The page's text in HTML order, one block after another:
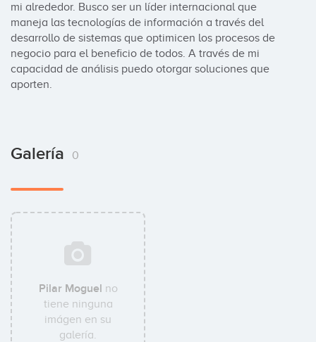
mi alrededor. Busco ser un líder internacional que
maneja las tecnologías de información a través del
desarrollo de sistemas que optimicen los procesos de
negocio para el beneficio de todos. A través de mi
capacidad de análisis puedo otorgar soluciones que
aporten.
Galería 0
Pilar Moguel no
tiene ninguna
imágen en su
galería.